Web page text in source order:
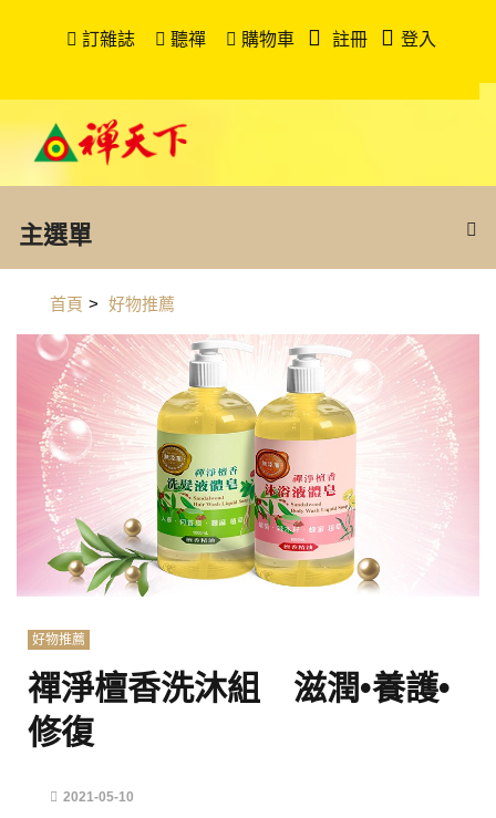
訂雜誌 聽禪 購物車 註冊 登入
主選單
首頁 > 好物推薦
好物推薦
禪淨檀香洗沐組 滋潤•養護•
修復
2021-05-10